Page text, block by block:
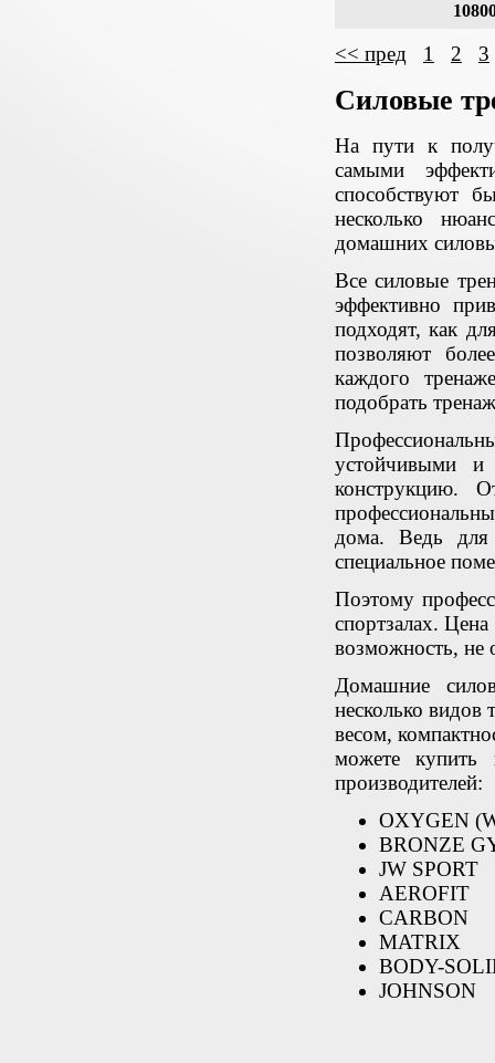
<< пред 1 2 3
Силовые
На пути к
самыми
способствуют
несколько
домашних
Все силовые
эффективно
подходят, как
позволяют
каждого
подобрать
устойчивыми
конструкцию.
дома. Ведь для
специальное
Поэтому
спортзалах.
возможность, не
Домашние
несколько
весом,
можете купить
производителей:
OXYGEN
BRONZE
JW SPORT
AEROFIT
CARBON
MATRIX
BODY-
JOHNSON